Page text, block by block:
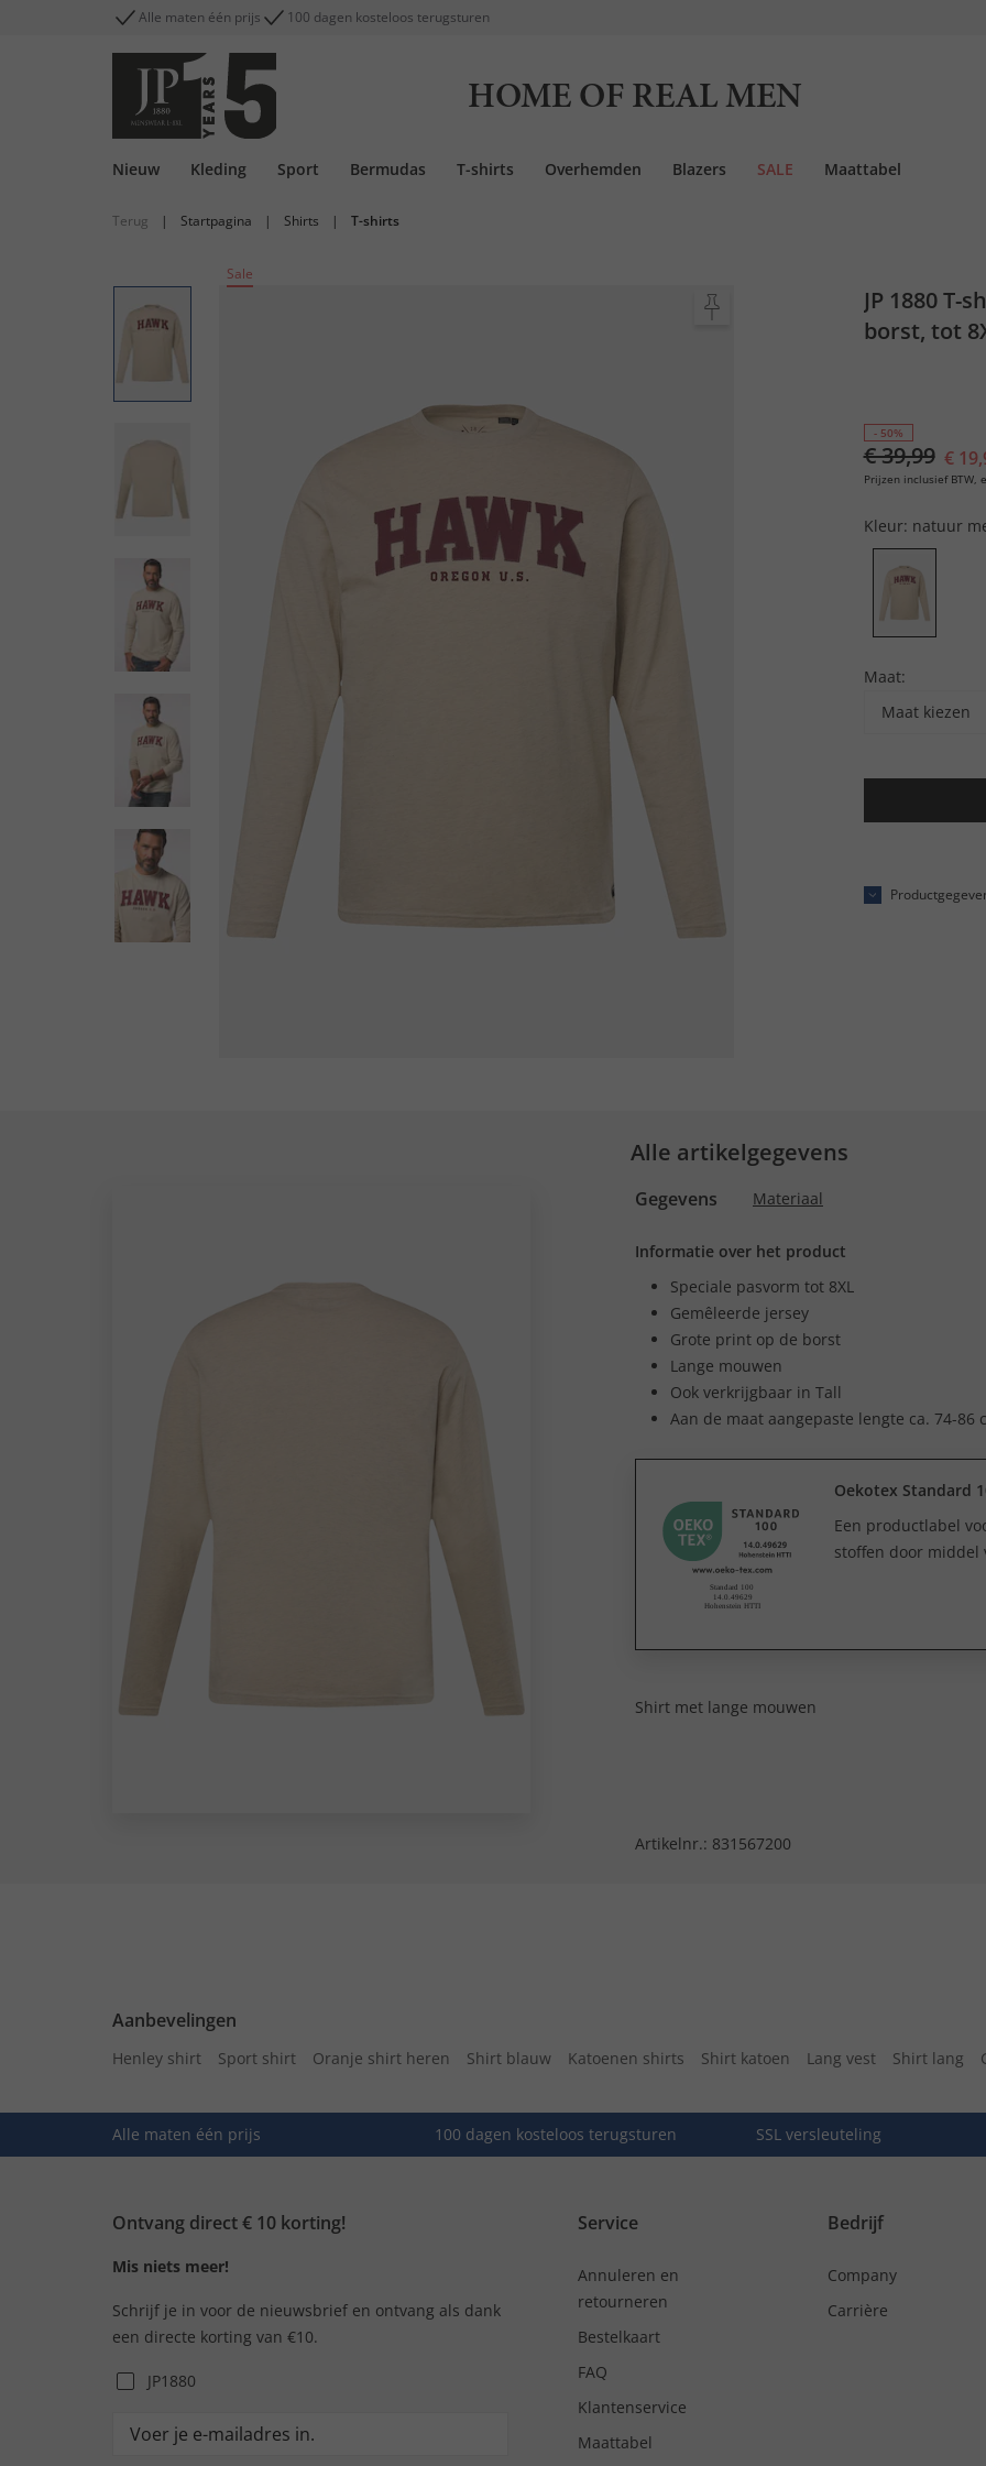
Alle maten één prijs 100 dagen kosteloos terugsturen
HOME OF REAL MEN
Nieuw Kleding Sport Bermudas T-shirts Overhemden Blazers SALE Maattabel
Terug | Startpagina | Shirts | T-shirts
Sale
JP 1880
borst, tot
- 50%
€ 39,99 €
Prijzen inclusief BTW,
Kleur: natuur
Maat:
Maat kiezen
Alle artikelgegevens
Gegevens Materiaal
Informatie over het product
Speciale pasvorm tot 8XL
Gemêleerde jersey
Grote print op de borst
Lange mouwen
Ook verkrijgbaar in Tall
Aan de maat aangepaste lengte ca. 74-86
Oekotex Standard
Een productlabel
stoffen door middel
Shirt met lange mouwen
Artikelnr.: 831567200
Aanbevelingen
Henley shirt Sport shirt Oranje shirt heren Shirt blauw Katoenen shirts Shirt katoen Lang vest Shirt lang
Alle maten één prijs 100 dagen kosteloos terugsturen SSL versleuteling
Ontvang direct € 10 korting!
Mis niets meer!
Schrijf je in voor de nieuwsbrief en ontvang als dank
een directe korting van €10.
JP1880
Service
Annuleren en
retourneren
Bestelkaart
FAQ
Klantenservice
Maattabel
Bedrijf
Company
Carrière